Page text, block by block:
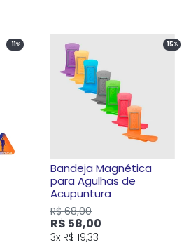
11% 15%
Bandeja Magnética
para Agulhas de
Acupuntura
R$ 68,00
R$ 58,00
3x R$ 19,33